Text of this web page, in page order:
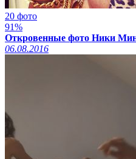
20 фото
91%
Откровенные фото Ники
06.08.2016